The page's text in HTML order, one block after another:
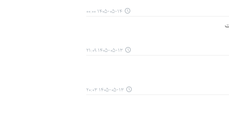
۱۴۰۵-۰۵-۱۴ ۰۰:۰۰
۱۴۰۵-۰۵-۱۳ ۲۱:۰۹
۱۴۰۵-۰۵-۱۳ ۲۰:۰۳